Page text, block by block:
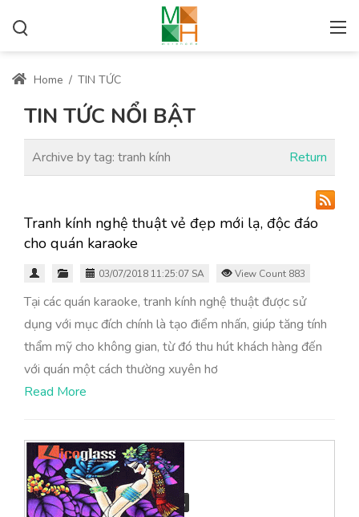
Home / TIN TỨC
TIN TỨC NỔI BẬT
Archive by tag: tranh kính Return
Tranh kính nghệ thuật vẻ đẹp mới lạ, độc đáo
cho quán karaoke
03/07/2018 11:25:07 SA View Count 883
Tại các quán karaoke, tranh kính nghệ thuật được sử
dụng với mục đích chính là tạo điểm nhấn, giúp tăng tính
thẩm mỹ cho không gian, từ đó thu hút khách hàng đến
với quán một cách thường xuyên hơ
Read More